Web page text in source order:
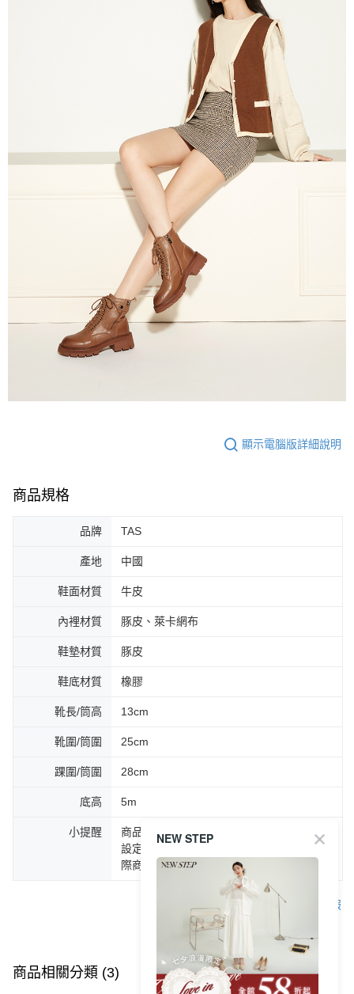
顯示電腦版詳細說明
商品規格
品牌 TAS
產地 中國
鞋面材質 牛皮
內裡材質 豚皮、萊卡網布
鞋墊材質 豚皮
鞋底材質 橡膠
靴長/筒高 13cm
靴圍/筒圍 25cm
踝圍/筒圍 28cm
底高 5m
小提醒
商品圖片顏色會因拍攝燈光環境或個人螢幕
設定不同，而造成部份色差現象，顏色以實
際商品為主。
客服
商品相關分類 (3) 查看全部
NEW STEP